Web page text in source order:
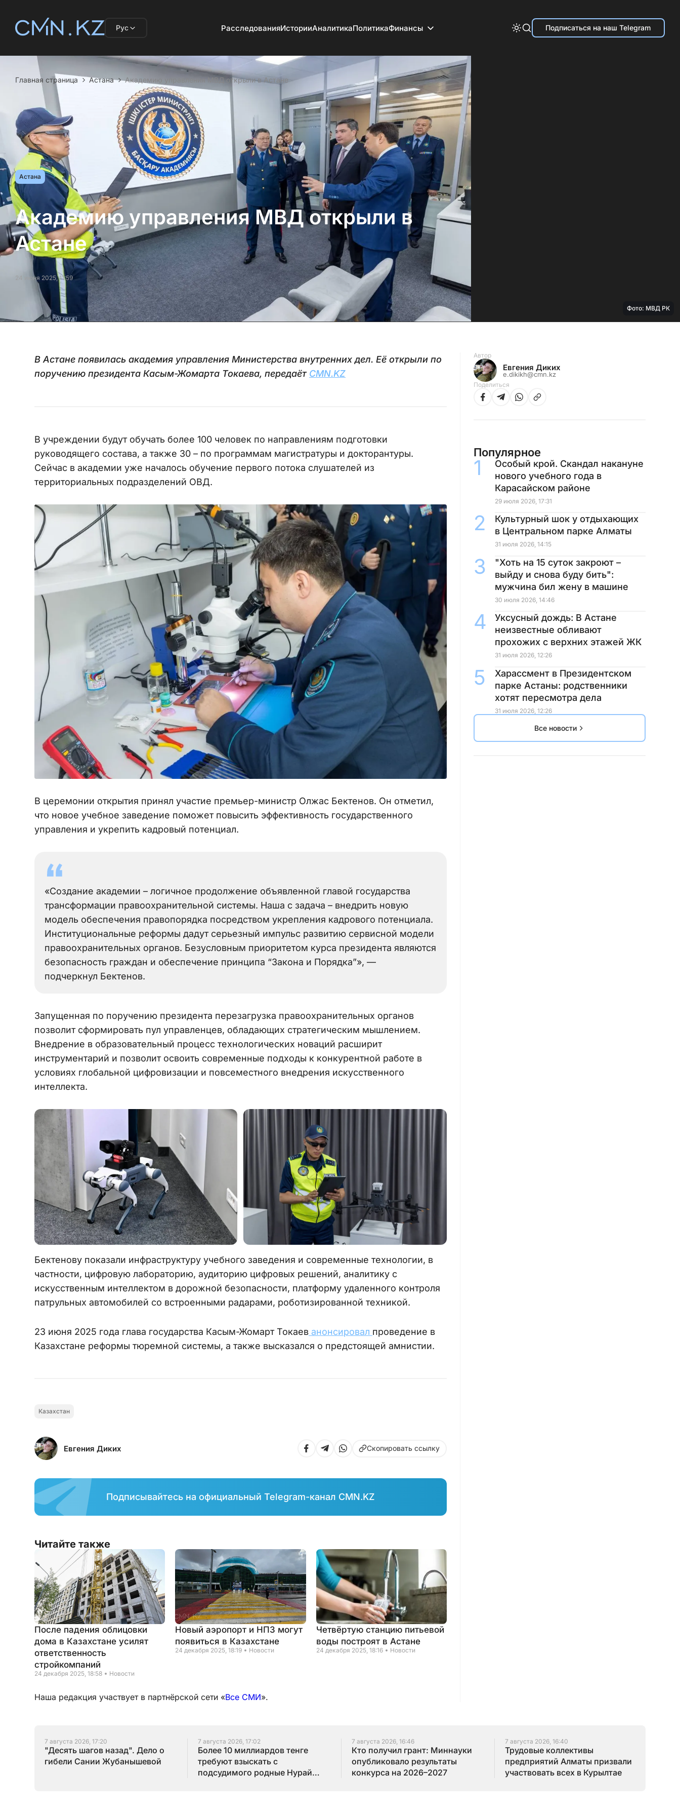
Рус РасследованияИсторииАналитикаПолитикаФинансы Подписаться на наш Telegram
Главная страница Астана Академию управления МВД открыли в Астане
Астана
Академию управления МВД открыли в
Астане
24 июня 2025, 11:59
Фото: МВД РК
В Астане появилась академия управления Министерства внутренних дел. Её открыли по
поручению президента Касым-Жомарта Токаева, передаёт CMN.KZ
В учреждении будут обучать более 100 человек по направлениям подготовки
руководящего состава, а также 30 – по программам магистратуры и докторантуры.
Сейчас в академии уже началось обучение первого потока слушателей из
территориальных подразделений ОВД.
В церемонии открытия принял участие премьер-министр Олжас Бектенов. Он отметил,
что новое учебное заведение поможет повысить эффективность государственного
управления и укрепить кадровый потенциал.
«Создание академии – логичное продолжение объявленной главой государства
трансформации правоохранительной системы. Наша с задача – внедрить новую
модель обеспечения правопорядка посредством укрепления кадрового потенциала.
Институциональные реформы дадут серьезный импульс развитию сервисной модели
правоохранительных органов. Безусловным приоритетом курса президента являются
безопасность граждан и обеспечение принципа “Закона и Порядка”», —
подчеркнул Бектенов.
Запущенная по поручению президента перезагрузка правоохранительных органов
позволит сформировать пул управленцев, обладающих стратегическим мышлением.
Внедрение в образовательный процесс технологических новаций расширит
инструментарий и позволит освоить современные подходы к конкурентной работе в
условиях глобальной цифровизации и повсеместного внедрения искусственного
интеллекта.
Бектенову показали инфраструктуру учебного заведения и современные технологии, в
частности, цифровую лабораторию, аудиторию цифровых решений, аналитику с
искусственным интеллектом в дорожной безопасности, платформу удаленного контроля
патрульных автомобилей со встроенными радарами, роботизированной техникой.
23 июня 2025 года глава государства Касым-Жомарт Токаев анонсировал проведение в
Казахстане реформы тюремной системы, а также высказался о предстоящей амнистии.
Казахстан
Евгения Диких Скопировать ссылку
Подписывайтесь на официальный Telegram-канал CMN.KZ
Читайте также
После падения облицовки
дома в Казахстане усилят
ответственность
стройкомпаний
24 декабря 2025, 18:58 Новости
Новый аэропорт и НПЗ могут
появиться в Казахстане
24 декабря 2025, 18:19 Новости
Четвёртую станцию питьевой
воды построят в Астане
24 декабря 2025, 18:16 Новости
Наша редакция участвует в партнёрской сети «Все СМИ».
Автор
Евгения Диких
e.dikikh@cmn.kz
Поделиться
Популярное
Особый крой. Скандал накануне
нового учебного года в
Карасайском районе
29 июля 2026, 17:31
Культурный шок у отдыхающих
в Центральном парке Алматы
31 июля 2026, 14:15
"Хоть на 15 суток закроют –
выйду и снова буду бить":
мужчина бил жену в машине
30 июля 2026, 14:46
Уксусный дождь: В Астане
неизвестные обливают
прохожих с верхних этажей ЖК
31 июля 2026, 12:26
Харассмент в Президентском
парке Астаны: родственники
хотят пересмотра дела
31 июля 2026, 12:26
Все новости
7 августа 2026, 17:20
"Десять шагов назад". Дело о
гибели Сании Жубанышевой
7 августа 2026, 17:02
Более 10 миллиардов тенге
требуют взыскать с
подсудимого родные Нурай
7 августа 2026, 16:46
Кто получил грант: Миннауки
опубликовало результаты
конкурса на 2026–2027
7 августа 2026, 16:40
Трудовые коллективы
предприятий Алматы призвали
участвовать всех в Курылтае